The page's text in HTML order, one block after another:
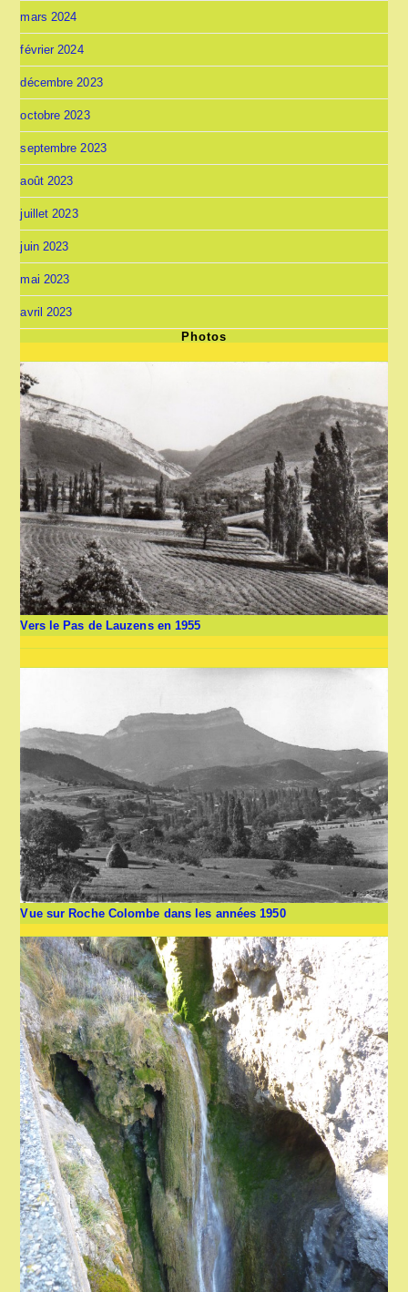
mars 2024
février 2024
décembre 2023
octobre 2023
septembre 2023
août 2023
juillet 2023
juin 2023
mai 2023
avril 2023
Photos
Vers le Pas de Lauzens en 1955
Vue sur Roche Colombe dans les années 1950